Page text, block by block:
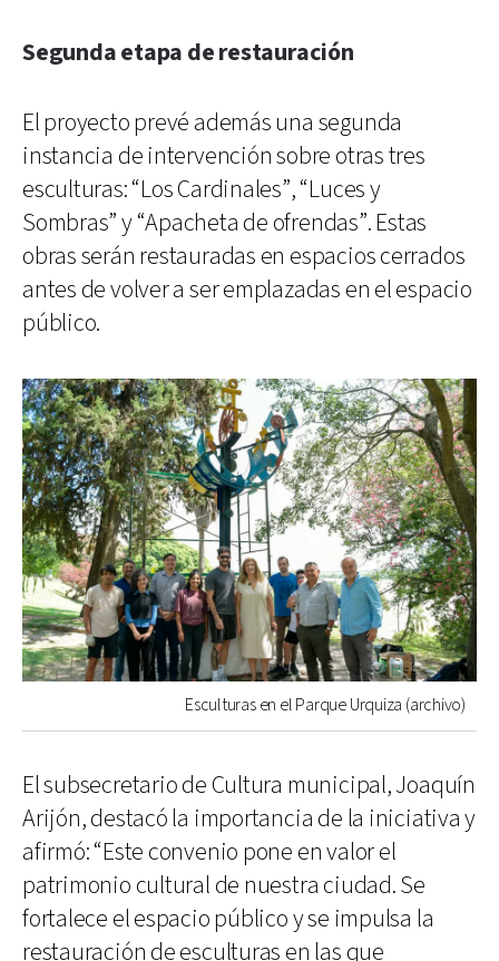
Segunda etapa de restauración
El proyecto prevé además una segunda
instancia de intervención sobre otras tres
esculturas: “Los Cardinales”, “Luces y
Sombras” y “Apacheta de ofrendas”. Estas
obras serán restauradas en espacios cerrados
antes de volver a ser emplazadas en el espacio
público.
Esculturas en el Parque Urquiza (archivo)
El subsecretario de Cultura municipal, Joaquín
Arijón, destacó la importancia de la iniciativa y
afirmó: “Este convenio pone en valor el
patrimonio cultural de nuestra ciudad. Se
fortalece el espacio público y se impulsa la
restauración de esculturas en las que